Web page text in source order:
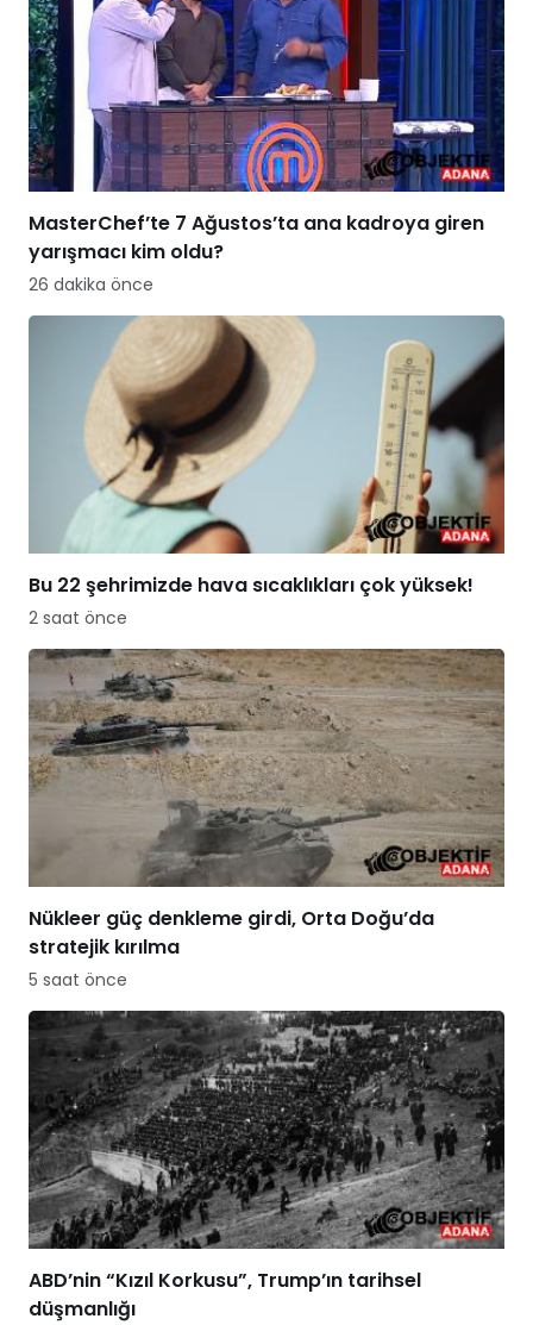
MasterChef’te 7 Ağustos’ta ana kadroya giren
yarışmacı kim oldu?
26 dakika önce
Bu 22 şehrimizde hava sıcaklıkları çok yüksek!
2 saat önce
Nükleer güç denkleme girdi, Orta Doğu’da
stratejik kırılma
5 saat önce
ABD’nin “Kızıl Korkusu”, Trump’ın tarihsel
düşmanlığı